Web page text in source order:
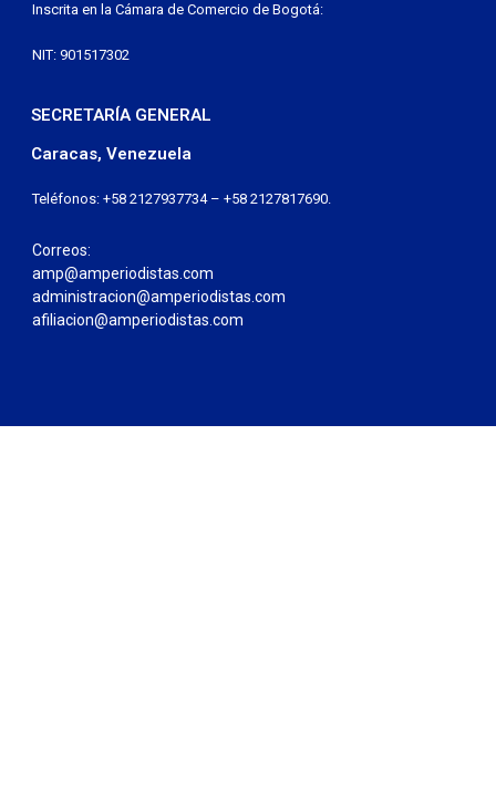
Inscrita en la Cámara de Comercio de Bogotá:
NIT: 901517302
SECRETARÍA GENERAL
Caracas, Venezuela
Teléfonos: +58 2127937734 – +58 2127817690.
Correos:
amp@amperiodistas.com
administracion@amperiodistas.com
afiliacion@amperiodistas.com